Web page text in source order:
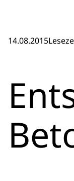
14.08.2015